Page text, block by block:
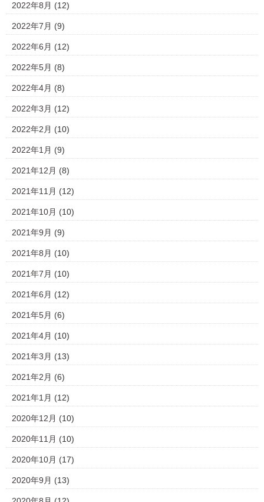
2022年8月 (12)
2022年7月 (9)
2022年6月 (12)
2022年5月 (8)
2022年4月 (8)
2022年3月 (12)
2022年2月 (10)
2022年1月 (9)
2021年12月 (8)
2021年11月 (12)
2021年10月 (10)
2021年9月 (9)
2021年8月 (10)
2021年7月 (10)
2021年6月 (12)
2021年5月 (6)
2021年4月 (10)
2021年3月 (13)
2021年2月 (6)
2021年1月 (12)
2020年12月 (10)
2020年11月 (10)
2020年10月 (17)
2020年9月 (13)